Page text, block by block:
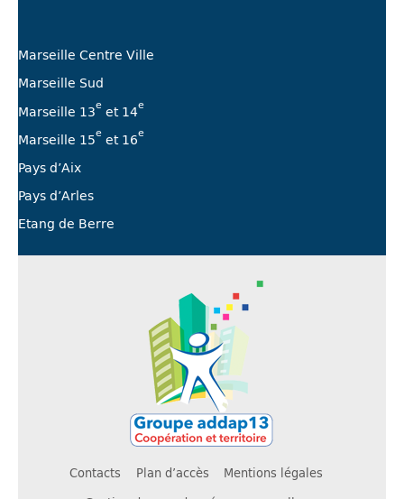
Marseille Centre Ville
Marseille Sud
Marseille 13e et 14e
Marseille 15e et 16e
Pays d’Aix
Pays d’Arles
Etang de Berre
Contacts Plan d’accès
Mentions légales